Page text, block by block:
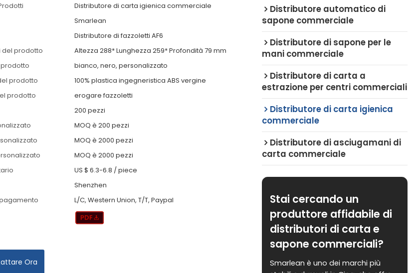
Distributore di carta igienica commerciale
Smarlean
Distributore di fazzoletti AF6
del prodotto
Altezza 288* Lunghezza 259* Profondità 79 mm
bianco, nero, personalizzato
prodotto
100% plastica ingegneristica ABS vergine
prodotto
erogare fazzoletti
200 pezzi
MOQ è 200 pezzi
MOQ è 2000 pezzi
MOQ è 2000 pezzi
US $ 6.3-6.8 /piece
Shenzhen
L/C, Western Union, T/T, Paypal
Ora
Distributore automatico di
sapone commerciale
Distributore di sapone per le
mani commerciale
Distributore di carta a
estrazione per centri commerciali
Distributore di carta igienica
commerciale
Distributore di asciugamani di
carta commerciale
Stai cercando un
produttore affidabile di
distributori di carta e
sapone commerciali?
Smarlean è uno dei marchi più